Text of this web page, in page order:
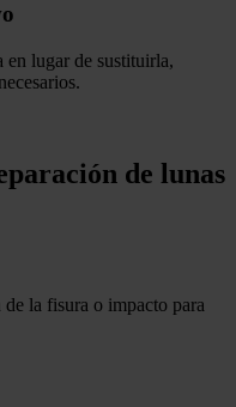
en lugar de sustituirla,
de lunas
la fisura o impacto para